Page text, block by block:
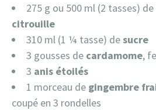
275 g ou 500 ml (2 tasses) de
citrouille
310 ml (1 ¼ tasse) desucre
3 gousses de cardamome,
3 anis étoilés
1 morceau de gingembre
coupé en 3 rondelles